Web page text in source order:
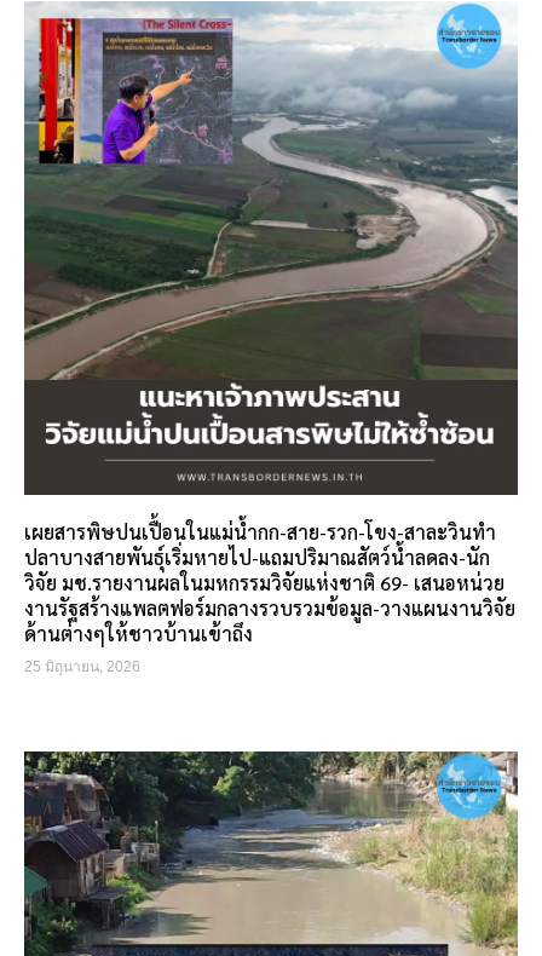
เผยสารพิษปนเปื้อนในแม่น้ำกก-สาย-รวก-โขง-สาละวินทำ
ปลาบางสายพันธุ์เริ่มหายไป-แถมปริมาณสัตว์น้ำลดลง-นัก
วิจัย มช.รายงานผลในมหกรรมวิจัยแห่งชาติ 69- เสนอหน่วย
งานรัฐสร้างแพลตฟอร์มกลางรวบรวมข้อมูล-วางแผนงานวิจัย
ด้านต่างๆให้ชาวบ้านเข้าถึง
25 มิถุนายน, 2026